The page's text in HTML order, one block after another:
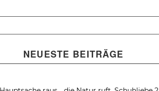
NEUESTE BEITRÄGE